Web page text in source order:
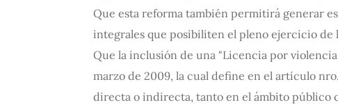
Que esta reforma también permitirá generar
integrales que posibiliten el pleno ejercicio de
Que la inclusión de una "Licencia por
marzo de 2009, la cual define en el artículo
directa o indirecta, tanto en el ámbito público